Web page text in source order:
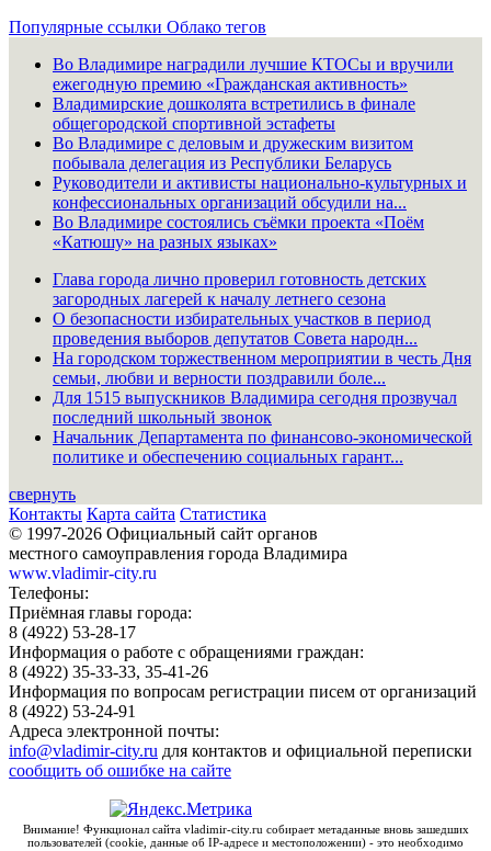
Популярные ссылки Облако тегов
Во Владимире наградили лучшие КТОСы и вручили
ежегодную премию «Гражданская активность»
Владимирские дошколята встретились в финале
общегородской спортивной эстафеты
Во Владимире с деловым и дружеским визитом
побывала делегация из Республики Беларусь
Руководители и активисты национально-культурных и
конфессиональных организаций обсудили на...
Во Владимире состоялись съёмки проекта «Поём
«Катюшу» на разных языках»
Глава города лично проверил готовность детских
загородных лагерей к началу летнего сезона
О безопасности избирательных участков в период
проведения выборов депутатов Совета народн...
На городском торжественном мероприятии в честь Дня
семьи, любви и верности поздравили боле...
Для 1515 выпускников Владимира сегодня прозвучал
последний школьный звонок
Начальник Департамента по финансово-экономической
политике и обеспечению социальных гарант...
свернуть
Контакты Карта сайта Статистика
© 1997-2026 Официальный сайт органов
местного самоуправления города Владимира
www.vladimir-city.ru
Телефоны:
Приёмная главы города:
8 (4922) 53-28-17
Информация о работе с обращениями граждан:
8 (4922) 35-33-33, 35-41-26
Информация по вопросам регистрации писем от организаций
8 (4922) 53-24-91
Адреса электронной почты:
info@vladimir-city.ru для контактов и официальной переписки
сообщить об ошибке на сайте
Внимание! Функционал сайта vladimir-city.ru собирает метаданные вновь зашедших
пользователей (cookie, данные об IP-адресе и местоположении) - это необходимо